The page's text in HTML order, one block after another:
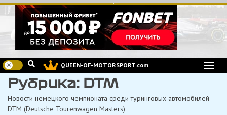
Перейти
к
содержимому
QUEEN-OF-MOTORSPORT.com
Рубрика: DTM
Новости немецкого чемпионата среди туринговых автомобилей
DTM (Deutsche Tourenwagen Masters)